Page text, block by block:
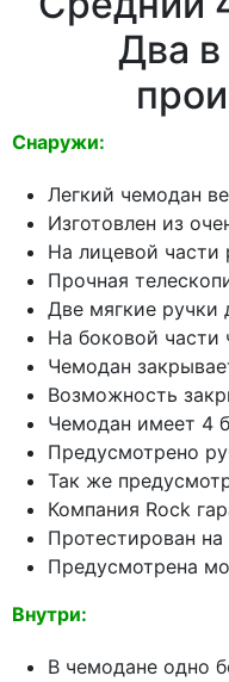
Два в
Снаружи:
Легкий чемодан
Изготовлен из
На лицевой
Прочная
Две мягкие ручки
На боковой части
Чемодан
Возможность
Чемодан имеет 4
Предусмотрено
Так же
Компания Rock
Протестирован
Предусмотрена
Внутри:
В чемодане одно